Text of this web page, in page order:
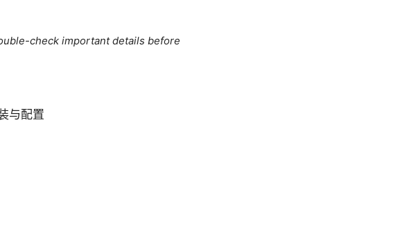
check important details before
与配置